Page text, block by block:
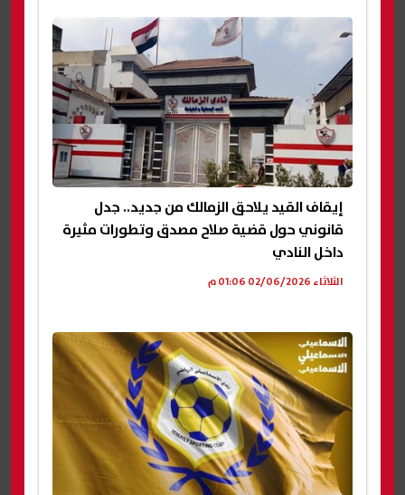
إيقاف القيد يلاحق الزمالك من جديد.. جدل
قانوني حول قضية صلاح مصدق وتطورات مثيرة
داخل النادي
الثلاثاء 02/06/2026 01:06 م